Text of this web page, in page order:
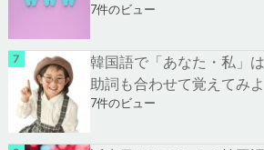
7件のビュー
韓国語で「あなた・私」
助詞も合わせて覚えてみよ
7件のビュー